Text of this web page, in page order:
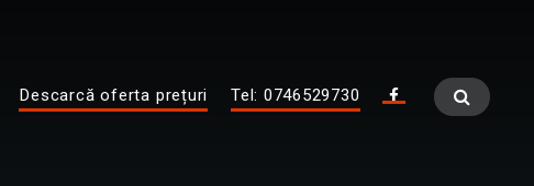
Descarcă oferta prețuri
Tel: 0746529730